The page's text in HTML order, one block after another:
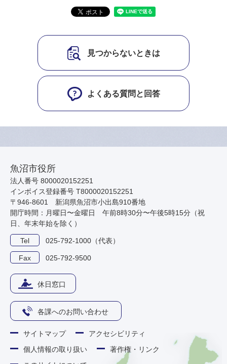
見つからないときは
よくある質問と回答
魚沼市役所
法人番号 8000020152251
インボイス登録番号 T8000020152251
〒946-8601 新潟県魚沼市小出島910番地
開庁時間：月曜日〜金曜日 午前8時30分〜午後5時15分（祝
日、年末年始を除く）
Tel 025-792-1000（代表）
Fax 025-792-9500
休日窓口
各課へのお問い合わせ
サイトマップ
アクセシビリティ
個人情報の取り扱い
著作権・リンク